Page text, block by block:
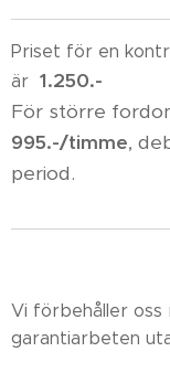
Priset för en
är 1.250.-
För större
995.-/timme,
period.
Vi förbehåller
garantiarbeten